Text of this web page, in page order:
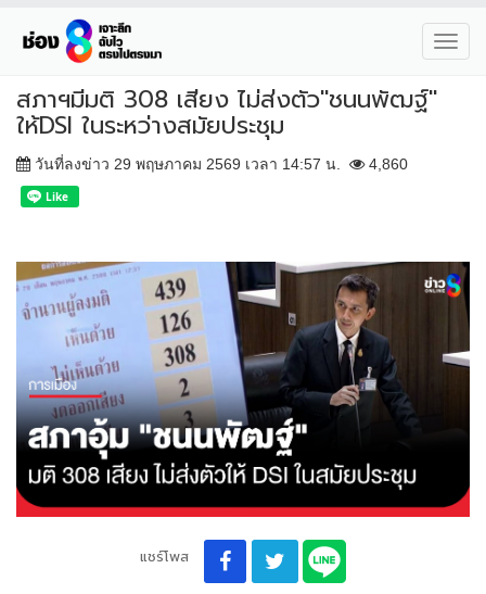
สภาฯมีมติ 308 เสียง ไม่ส่งตัว"ชนนพัฒฐ์"
ให้DSI ในระหว่างสมัยประชุม
วันที่ลงข่าว 29 พฤษภาคม 2569 เวลา 14:57 น. 4,860
แชร์โพส